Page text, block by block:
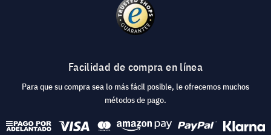
Facilidad de compra en línea
Para que su compra sea lo más fácil posible, le ofrecemos muchos
métodos de pago.